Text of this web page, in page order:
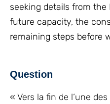
seeking details from the
future capacity, the
remaining steps before
Question
« Vers la fin de l‘une